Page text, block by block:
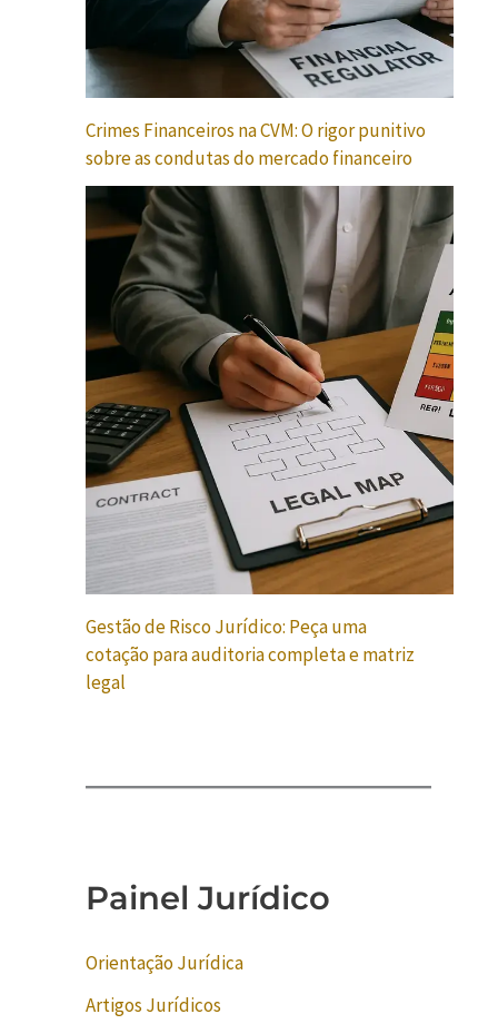
Crimes Financeiros na CVM: O rigor punitivo
sobre as condutas do mercado financeiro
Gestão de Risco Jurídico: Peça uma
cotação para auditoria completa e matriz
legal
Painel Jurídico
Orientação Jurídica
Artigos Jurídicos